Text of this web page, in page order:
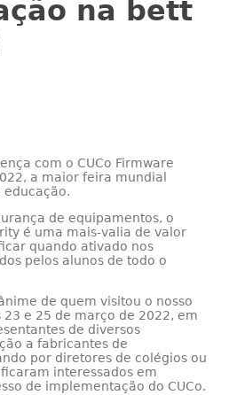
na bett
com o CUCo Firmware
a maior feira mundial
educação.
de equipamentos, o
é uma mais-valia de valor
quando ativado nos
pelos alunos de todo o
de quem visitou o nosso
23 e 25 de março de 2022, em
de diversos
a fabricantes de
por diretores de colégios ou
interessados em
de implementação do CUCo.